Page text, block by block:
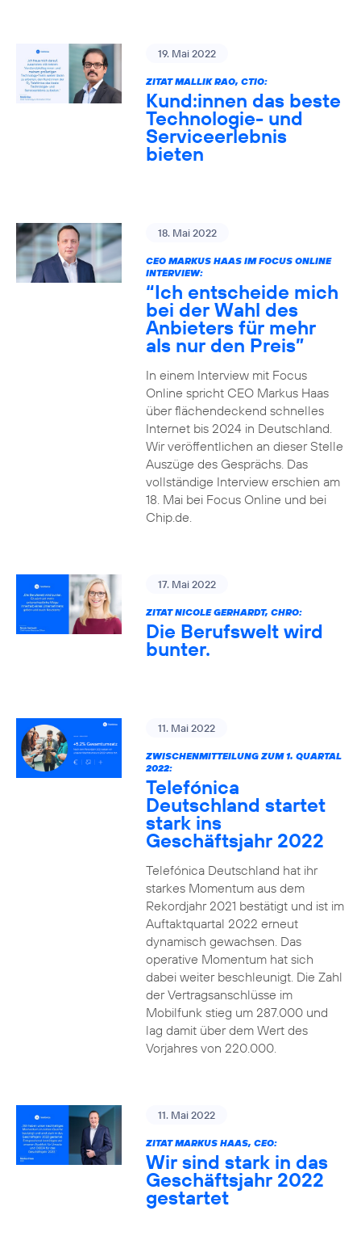
19. Mai 2022
ZITAT MALLIK RAO, CTIO:
Kund:innen das beste
Technologie- und
Serviceerlebnis
bieten
18. Mai 2022
CEO MARKUS HAAS IM FOCUS ONLINE
INTERVIEW:
“Ich entscheide mich
bei der Wahl des
Anbieters für mehr
als nur den Preis”
In einem Interview mit Focus
Online spricht CEO Markus Haas
über flächendeckend schnelles
Internet bis 2024 in Deutschland.
Wir veröffentlichen an dieser Stelle
Auszüge des Gesprächs. Das
vollständige Interview erschien am
18. Mai bei Focus Online und bei
Chip.de.
17. Mai 2022
ZITAT NICOLE GERHARDT, CHRO:
Die Berufswelt wird
bunter.
11. Mai 2022
ZWISCHENMITTEILUNG ZUM 1. QUARTAL
2022:
Telefónica
Deutschland startet
stark ins
Geschäftsjahr 2022
Telefónica Deutschland hat ihr
starkes Momentum aus dem
Rekordjahr 2021 bestätigt und ist im
Auftaktquartal 2022 erneut
dynamisch gewachsen. Das
operative Momentum hat sich
dabei weiter beschleunigt. Die Zahl
der Vertragsanschlüsse im
Mobilfunk stieg um 287.000 und
lag damit über dem Wert des
Vorjahres von 220.000.
11. Mai 2022
ZITAT MARKUS HAAS, CEO:
Wir sind stark in das
Geschäftsjahr 2022
gestartet